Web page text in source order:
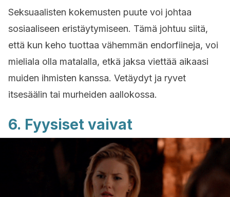
Seksuaalisten kokemusten puute voi johtaa
sosiaaliseen eristäytymiseen. Tämä johtuu siitä,
että kun keho tuottaa vähemmän endorfiineja, voi
mieliala olla matalalla, etkä jaksa viettää aikaasi
muiden ihmisten kanssa. Vetäydyt ja ryvet
itsesäälin tai murheiden aallokossa.
6. Fyysiset vaivat